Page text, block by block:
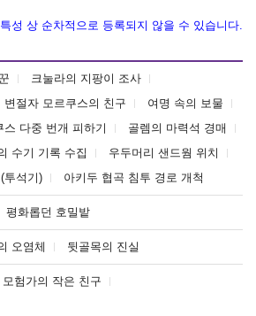
성 상 순차적으로 등록되지 않을 수 있습니다.
크눌라의 지팡이 조사
변절자 모르쿠스의 친구
여명 속의 보물
스 다중 번개 피하기
골렘의 마력석 경매
수기 기록 수집
우두머리 샌드웜 위치
투석기) 아키두 협곡 침투 경로 개척
평화롭던 호밀밭
오염체 뒷골목의 진실
모험가의 작은 친구